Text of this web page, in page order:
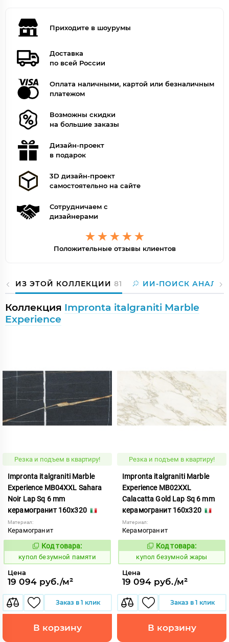
Приходите в шоурумы
Доставка
по всей России
Оплата наличными, картой или безналичным
платежом
Возможны скидки
на большие заказы
Дизайн-проект
в подарок
3D дизайн-проект
самостоятельно на сайте
Сотрудничаем с
дизайнерами
Положительные отзывы клиентов
ИЗ ЭТОЙ КОЛЛЕКЦИИ 81 ИИ-ПОИСК
Коллекция Impronta italgraniti Marble
Experience
Резка и подъем в квартиру!
Impronta italgraniti Marble
Experience MB04XXL Sahara
Noir Lap Sq 6 mm
керамогранит 160x320
Материал:
Керамогранит
858568
Код товара:
купол безумной памяти
Цена
19 094 руб./м²
Заказ в 1 клик
В корзину
Резка и подъем в квартиру!
Impronta italgraniti Marble
Experience MB02XXL
Calacatta Gold Lap Sq 6 mm
керамогранит 160x320
Материал:
Керамогранит
858525
Код товара:
купол безумной жары
Цена
19 094 руб./м²
Заказ в 1 клик
В корзину